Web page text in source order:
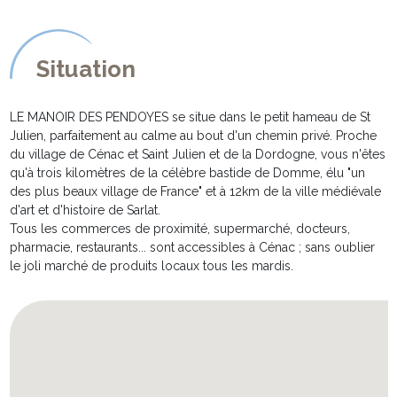
télévision écran plat et d'un véritable dressing. Elle bénéficie
d'une entrée indépendante.
Elle jouit d'une salle d'eau privative avec baignoire, meuble
également un couchage de grande qualité en 180cm de large,
télévision écran plat, fauteuils, table basse et un espace dressing.
Sa salle de bain attenante vous propose un meuble double
vasque, une baignoire, une douche et des toilettes séparées.
Depuis l'entrée, le superbe escalier en marbre vous conduit au
première étage distribuant :
* une salle de billard agencée sur la mezzanine surplombant le
salon.
chevet, fauteuils et table basse, dressing.
Attenante, agencée dans une alcôve, une petite "chambre bébé"
Situation
LE MANOIR DES PENDOYES se situe dans le petit hameau de St
Julien, parfaitement au calme au bout d'un chemin privé. Proche
du village de Cénac et Saint Julien et de la Dordogne, vous n'êtes
qu'à trois kilomètres de la célèbre bastide de Domme, élu "un
des plus beaux village de France" et à 12km de la ville médiévale
d'art et d'histoire de Sarlat.
Tous les commerces de proximité, supermarché, docteurs,
pharmacie, restaurants... sont accessibles à Cénac ; sans oublier
le joli marché de produits locaux tous les mardis.